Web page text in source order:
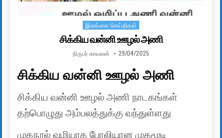
Posted in
இலங்கை செய்திகள்
சிக்கிய வன்னி ஊழல் அணி
AUTHOR:
நிருபர் காவலன் PUBLISHED DATE:
29/04/2025
சிக்கிய வன்னி ஊழல் அணி
சிக்கிய வன்னி ஊழல் அணி நாடகங்கள்
தற்பொழுது அம்பலத்துக்கு வந்துள்ளது
முகநூல் வழியாக போலியான முகமூடி